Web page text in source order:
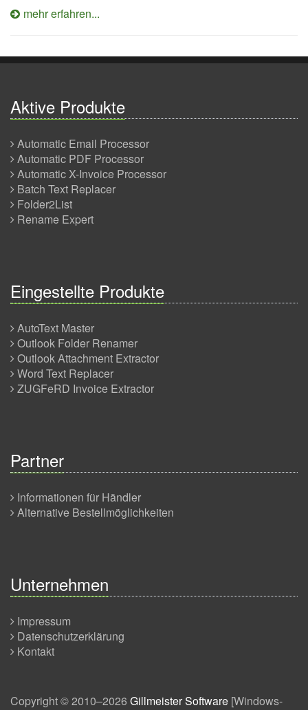
mehr erfahren...
Aktive Produkte
Automatic Email Processor
Automatic PDF Processor
Automatic X-Invoice Processor
Batch Text Replacer
Folder2List
Rename Expert
Eingestellte Produkte
AutoText Master
Outlook Folder Renamer
Outlook Attachment Extractor
Word Text Replacer
ZUGFeRD Invoice Extractor
Partner
Informationen für Händler
Alternative Bestellmöglichkeiten
Unternehmen
Impressum
Datenschutzerklärung
Kontakt
Copyright © 2010–2026 Gillmeister Software [Windows-